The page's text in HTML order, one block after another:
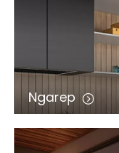
Ngarep